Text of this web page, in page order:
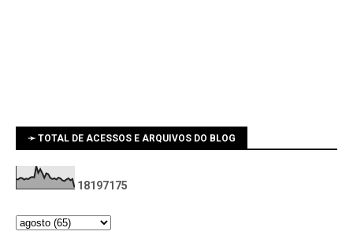
➛ TOTAL DE ACESSOS E ARQUIVOS DO BLOG
18197175